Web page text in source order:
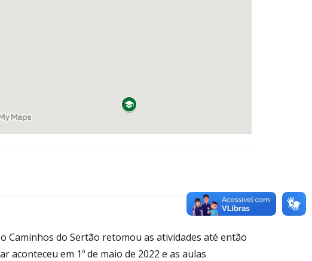
Caminhos do Sertão retomou as atividades até então
aconteceu em 1º de maio de 2022 e as aulas